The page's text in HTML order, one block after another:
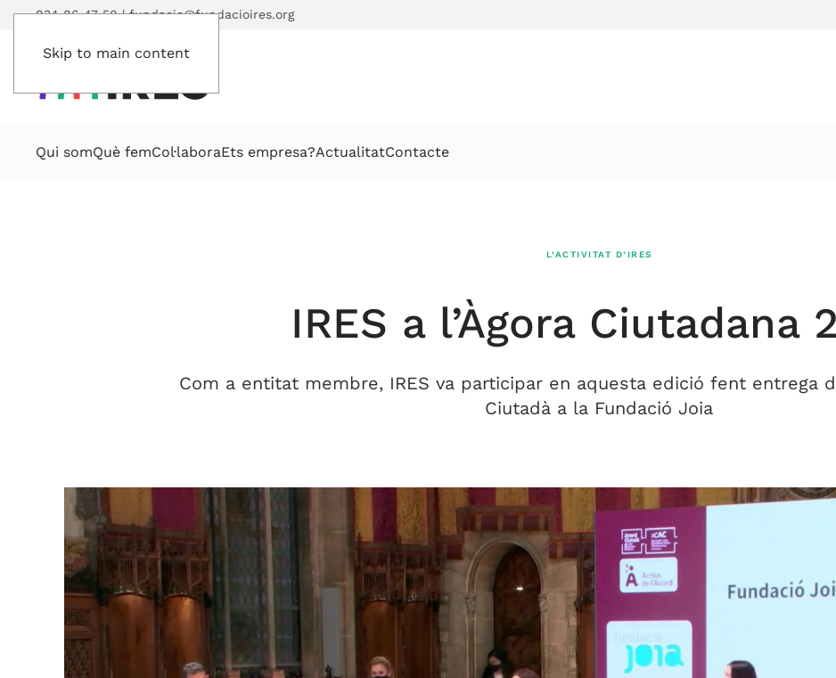
Skip to main content
934 86 47 50|fundacio@fundacioires.org
Qui somQuè femCol·laboraEts empresa?ActualitatContacte
L’ACTIVITAT D’IRES
IRES a l’Àgora Ciutadana
Com a entitat membre, IRES va participar en aquesta edició fent entrega
Ciutadà a la Fundació Joia